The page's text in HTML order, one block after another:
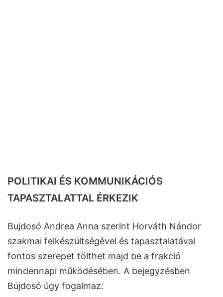
POLITIKAI ÉS KOMMUNIKÁCIÓS
TAPASZTALATTAL ÉRKEZIK
Bujdosó Andrea Anna szerint Horváth Nándor
szakmai felkészültségével és tapasztalatával
fontos szerepet tölthet majd be a frakció
mindennapi működésében. A bejegyzésben
Bujdosó úgy fogalmaz: